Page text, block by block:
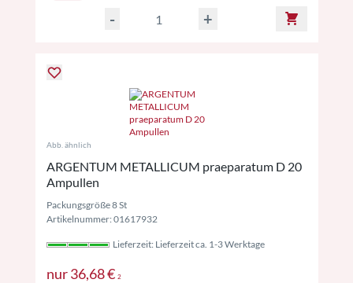
- +
Abb. ähnlich
ARGENTUM METALLICUM praeparatum D 20
Ampullen
Packungsgröße 8 St
Artikelnummer: 01617932
Lieferzeit: Lieferzeit ca. 1-3 Werktage
nur36,68 € 2Preise inkl. MwSt. ggf. zzgl. Versand